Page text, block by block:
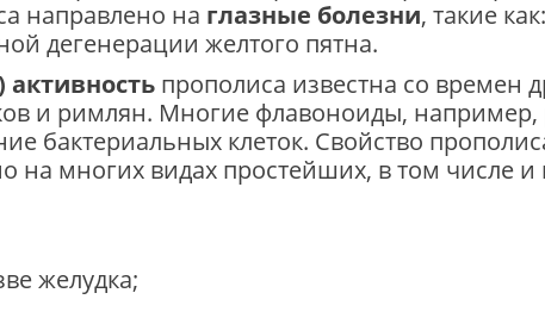
направлено на глазные болезни, такие
дегенерации желтого пятна.
прополиса известна со времен
и римлян. Многие флавоноиды, например,
бактериальных клеток. Свойство
на многих видах простейших, в том числе и
желудка;